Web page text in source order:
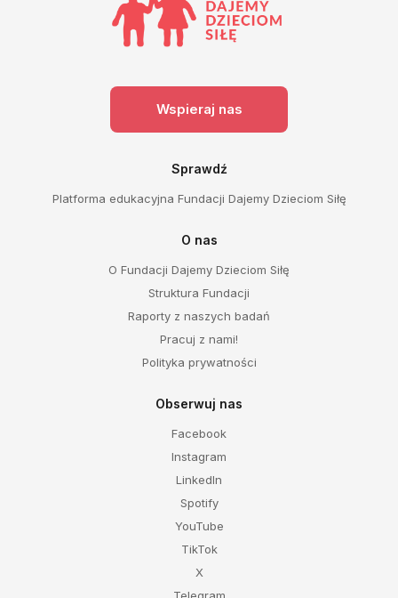
Wspieraj nas
Sprawdź
Platforma edukacyjna Fundacji Dajemy Dzieciom Siłę
O nas
O Fundacji Dajemy Dzieciom Siłę
Struktura Fundacji
Raporty z naszych badań
Pracuj z nami!
Polityka prywatności
Obserwuj nas
Facebook
Instagram
LinkedIn
Spotify
YouTube
TikTok
X